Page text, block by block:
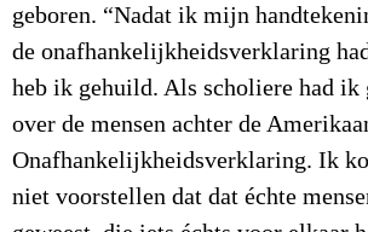
geboren. “Nadat ik mijn
de onafhankelijkheidsverklaring
heb ik gehuild. Als scholiere had ik
over de mensen achter de
Onafhankelijkheidsverklaring. Ik
niet voorstellen dat dat échte